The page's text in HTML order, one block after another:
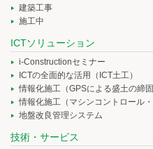
建築工事
施工中
ICTソリューション
i-Constructionセミナー
ICTの全面的な活用（ICT土工）
情報化施工（GPSによる盛土の締
情報化施工（マシンコントロール・
地盤改良管理システム
技術・サービス